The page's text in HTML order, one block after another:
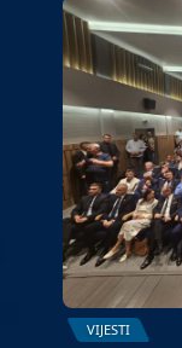
VIJESTI